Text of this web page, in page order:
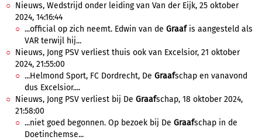
Nieuws, Wedstrijd onder leiding van Van der Eijk, 25 oktober
2024, 14:16:44
...official op zich neemt. Edwin van de Graafis aangesteld als
VAR terwijl hij...
Nieuws, Jong PSV verliest thuis ook van Excelsior, 21 oktober
2024, 21:55:00
...Helmond Sport, FC Dordrecht, De Graafschap en vanavond
dus Excelsior....
Nieuws, Jong PSV verliest bij De Graafschap, 18 oktober 2024,
21:58:00
...niet goed begonnen. Op bezoek bij De Graafschap in de
Doetinchemse...